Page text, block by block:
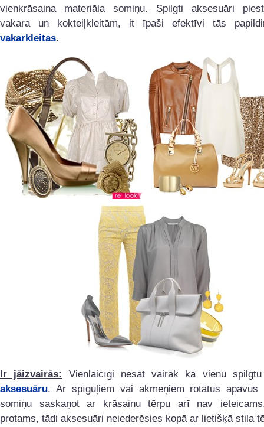
vienkrāsaina materiāla somiņu. Spilgti aksesuāri
vakara un kokteiļkleitām, it īpaši efektīvi tās
vakarkleitas.
Ir jāizvairās:
Vienlaicīgi nēsāt vairāk kā vienu spilgtu
aksesuāru. Ar spīguļiem vai akmeņiem rotātus apavus
somiņu saskaņot ar krāsainu tērpu arī nav
protams, tādi aksesuāri neiederēsies kopā ar lietišķā stila